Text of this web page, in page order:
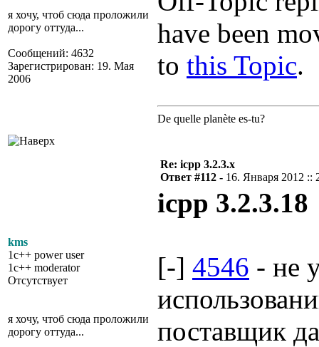
я хочу, чтоб сюда проложили
дорогу оттуда...
Сообщений: 4632
Зарегистрирован: 19. Мая
2006
have been
to this Topic.
De quelle planète es-tu?
kms
1c++ power user
1c++ moderator
Отсутствует
я хочу, чтоб сюда проложили
дорогу оттуда...
Re: icpp 3.2.3.x
Ответ #112 - 16. Января 2012 ::
icpp 3.2.3.18
[-] 4546 - не
поставщик